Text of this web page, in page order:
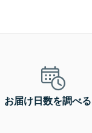
お届け日数を調べる